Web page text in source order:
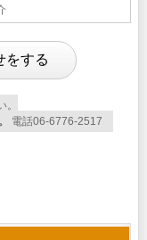
電話06-6776-2517